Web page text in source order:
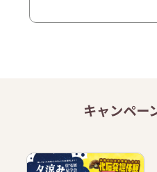
キャンペー